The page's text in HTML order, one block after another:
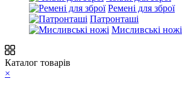
Ремені для зброї
Патронташі
Мисливські ножі
Каталог товарів
×